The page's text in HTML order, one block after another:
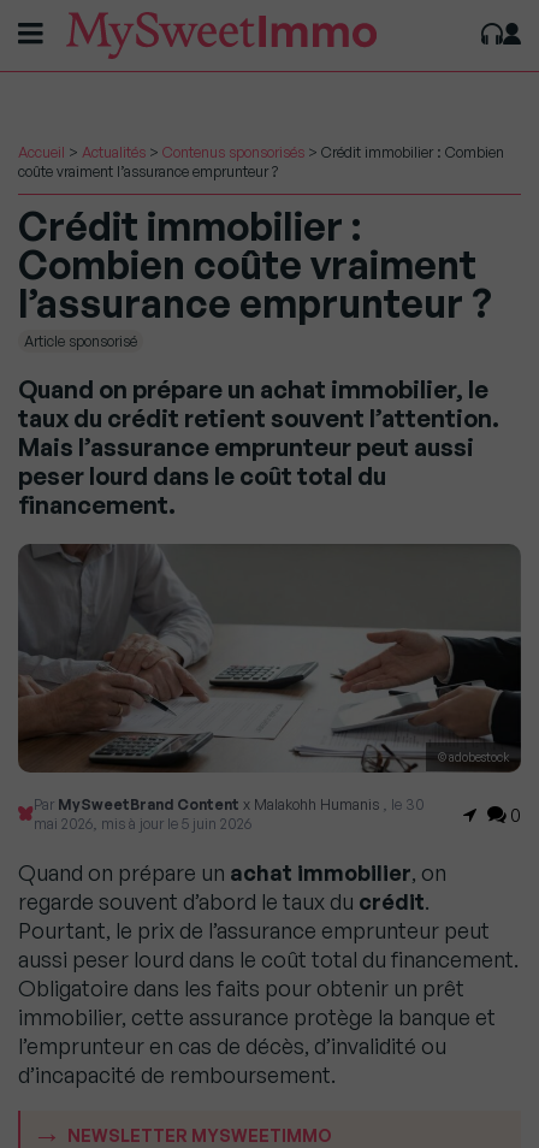
Accueil > Actualités > Contenus sponsorisés > Crédit immobilier : Combien
coûte vraiment l’assurance emprunteur ?
Crédit immobilier :
Combien coûte vraiment
l’assurance emprunteur ?
Article sponsorisé
Quand on prépare un achat immobilier, le
taux du crédit retient souvent l’attention.
Mais l’assurance emprunteur peut aussi
peser lourd dans le coût total du
financement.
© adobestock
Par MySweetBrand Contentx Malakohh Humanis , le 30
mai 2026, mis à jour le 5 juin 2026
0
Quand on prépare un achat immobilier, on
regarde souvent d’abord le taux du crédit.
Pourtant, le prix de l’assurance emprunteur peut
aussi peser lourd dans le coût total du financement.
Obligatoire dans les faits pour obtenir un prêt
immobilier, cette assurance protège la banque et
l’emprunteur en cas de décès, d’invalidité ou
d’incapacité de remboursement.
NEWSLETTER MYSWEETIMMO